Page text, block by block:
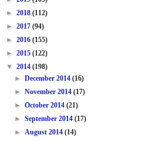
► 2018 (112)
► 2017 (94)
► 2016 (155)
► 2015 (122)
▼ 2014 (198)
►December 2014(16)
►November 2014(17)
►October 2014(21)
►September 2014(17)
►August 2014(14)